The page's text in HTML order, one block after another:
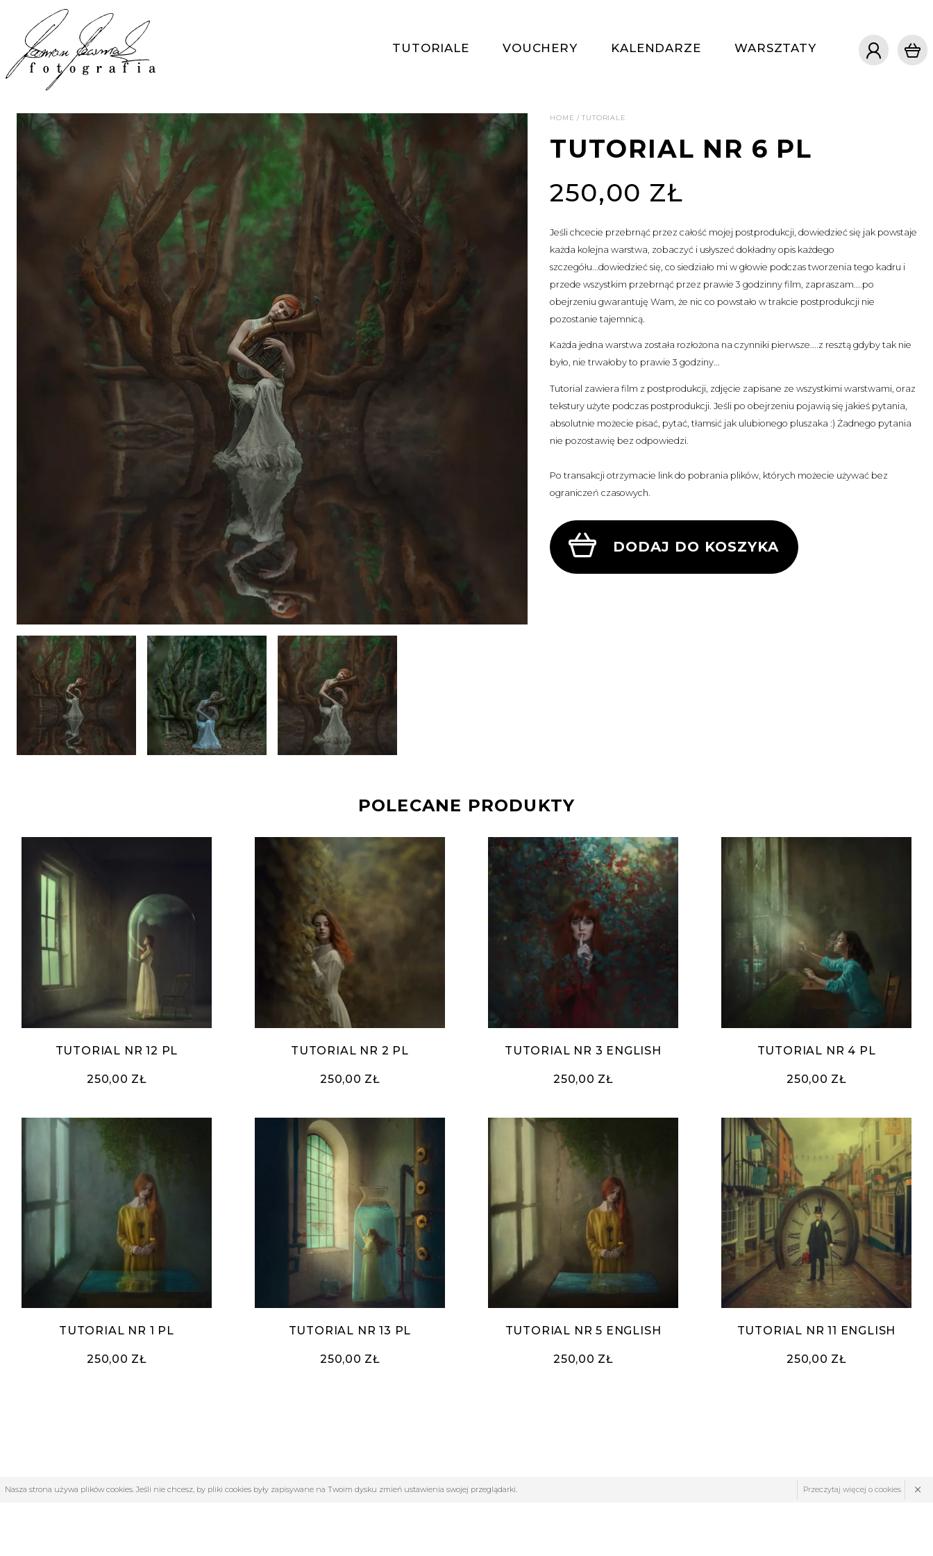
TUTORIALE VOUCHERY KALENDARZE WARSZTATY
HOME / TUTORIALE
TUTORIAL NR 6 PL
250,00 ZŁ
Jeśli chcecie przebrnąć przez całość mojej postprodukcji, dowiedzieć się jak powstaje
każda kolejna warstwa, zobaczyć i usłyszeć dokładny opis każdego
szczegółu...dowiedzieć się, co siedziało mi w głowie podczas tworzenia tego kadru i
przede wszystkim przebrnąć przez prawie 3 godzinny film, zapraszam....po
obejrzeniu gwarantuję Wam, że nic co powstało w trakcie postprodukcji nie
pozostanie tajemnicą.
Każda jedna warstwa została rozłożona na czynniki pierwsze....z resztą gdyby tak nie
było, nie trwałoby to prawie 3 godziny...
Tutorial zawiera film z postprodukcji, zdjęcie zapisane ze wszystkimi warstwami, oraz
tekstury użyte podczas postprodukcji. Jeśli po obejrzeniu pojawią się jakieś pytania,
absolutnie możecie pisać, pytać, tłamsić jak ulubionego pluszaka :) Żadnego pytania
nie pozostawię bez odpowiedzi.
Po transakcji otrzymacie link do pobrania plików, których możecie używać bez
ograniczeń czasowych.
DODAJ DO KOSZYKA
POLECANE PRODUKTY
TUTORIAL NR 12 PL
250,00 ZŁ
TUTORIAL NR 2 PL
250,00 ZŁ
TUTORIAL NR 3 ENGLISH
250,00 ZŁ
TUTORIAL NR 4 PL
250,00 ZŁ
TUTORIAL NR 1 PL
250,00 ZŁ
TUTORIAL NR 13 PL
250,00 ZŁ
TUTORIAL NR 5 ENGLISH
250,00 ZŁ
TUTORIAL NR 11 ENGLISH
250,00 ZŁ
Nasza strona używa plików cookies. Jeśli nie chcesz, by pliki cookies były zapisywane na Twoim dysku zmień ustawienia swojej przeglądarki. ×
Przeczytaj więcej o cookies